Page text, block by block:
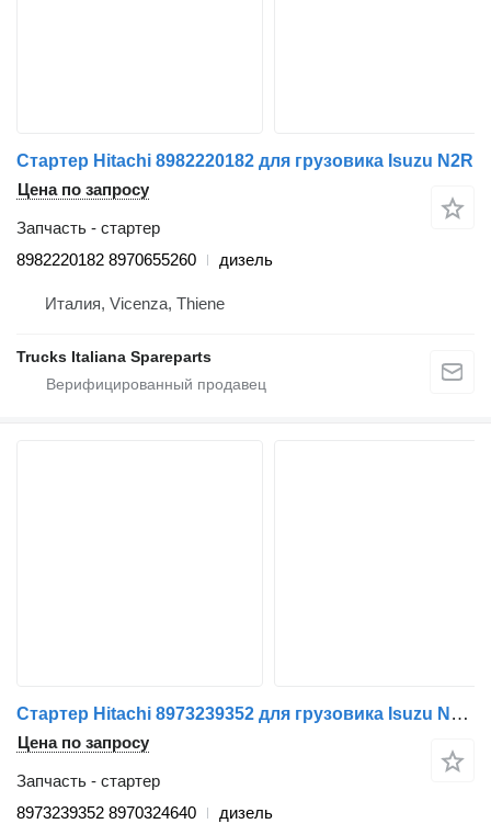
Стартер Hitachi 8982220182 для грузовика Isuzu N2R
Цена по запросу
Запчасть - стартер
8982220182 8970655260
дизель
Италия, Vicenza, Thiene
Trucks Italiana Spareparts
Стартер Hitachi 8973239352 для грузовика Isuzu NQR
Цена по запросу
Запчасть - стартер
8973239352 8970324640
дизель